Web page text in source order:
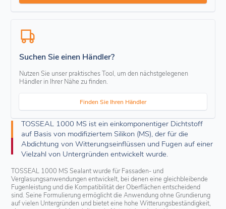
Suchen Sie einen Händler?
Nutzen Sie unser praktisches Tool, um den nächstgelegenen
Händler in Ihrer Nähe zu finden.
Finden Sie Ihren Händler
TOSSEAL 1000 MS ist ein einkomponentiger Dichtstoff
auf Basis von modifiziertem Silikon (MS), der für die
Abdichtung von Witterungseinflüssen und Fugen auf einer
Vielzahl von Untergründen entwickelt wurde.
TOSSEAL 1000 MS Sealant wurde für Fassaden- und
Verglasungsanwendungen entwickelt, bei denen eine gleichbleibende
Fugenleistung und die Kompatibilität der Oberflächen entscheidend
sind. Seine Formulierung ermöglicht die Anwendung ohne Grundierung
auf vielen Untergründen und bietet eine hohe Witterungsbeständigkeit,